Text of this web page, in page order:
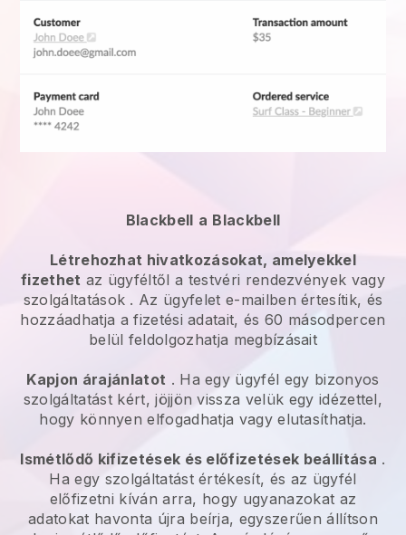
Blackbell a Blackbell
Létrehozhat hivatkozásokat, amelyekkel
fizethet az ügyféltől a testvéri rendezvények vagy
szolgáltatások . Az ügyfelet e-mailben értesítik, és
hozzáadhatja a fizetési adatait, és 60 másodpercen
belül feldolgozhatja megbízásait
Kapjon árajánlatot . Ha egy ügyfél egy bizonyos
szolgáltatást kért, jöjjön vissza velük egy idézettel,
hogy könnyen elfogadhatja vagy elutasíthatja.
Ismétlődő kifizetések és előfizetések beállítása .
Ha egy szolgáltatást értékesít, és az ügyfél
előfizetni kíván arra, hogy ugyanazokat az
adatokat havonta újra beírja, egyszerűen állítson